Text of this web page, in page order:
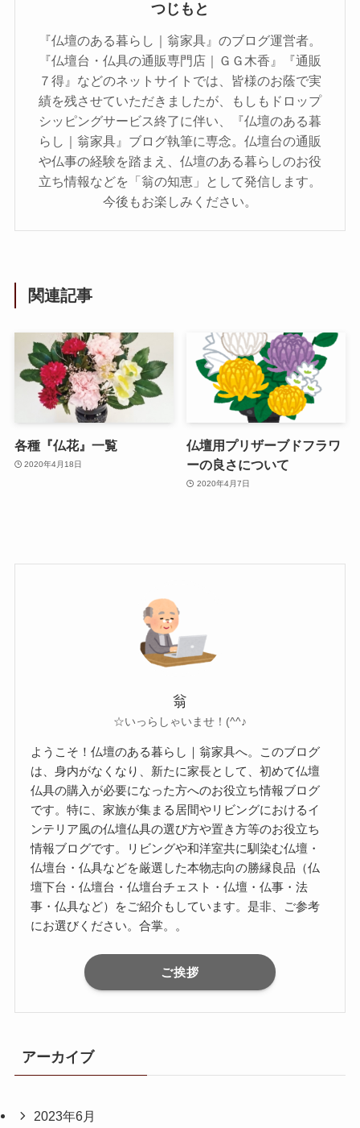
つじもと
『仏壇のある暮らし｜翁家具』のブログ運営者。
『仏壇台・仏具の通販専門店｜ＧＧ木香』『通販
７得』などのネットサイトでは、皆様のお蔭で実
績を残させていただきましたが、もしもドロップ
シッピングサービス終了に伴い、『仏壇のある暮
らし｜翁家具』ブログ執筆に専念。仏壇台の通販
や仏事の経験を踏まえ、仏壇のある暮らしのお役
立ち情報などを「翁の知恵」として発信します。
今後もお楽しみください。
関連記事
各種『仏花』一覧
2020年4月18日
仏壇用プリザーブドフラワ
ーの良さについて
2020年4月7日
翁
☆いっらしゃいませ！(^^♪
ようこそ！仏壇のある暮らし｜翁家具へ。このブログ
は、身内がなくなり、新たに家長として、初めて仏壇
仏具の購入が必要になった方へのお役立ち情報ブログ
です。特に、家族が集まる居間やリビングにおけるイ
ンテリア風の仏壇仏具の選び方や置き方等のお役立ち
情報ブログです。リビングや和洋室共に馴染む仏壇・
仏壇台・仏具などを厳選した本物志向の勝縁良品（仏
壇下台・仏壇台・仏壇台チェスト・仏壇・仏事・法
事・仏具など）をご紹介もしています。是非、ご参考
にお選びください。合掌。。
ご挨拶
アーカイブ
2023年6月